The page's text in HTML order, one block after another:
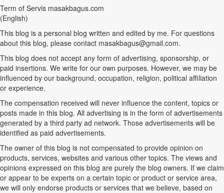
Term of Servis masakbagus.com
(English)
This blog is a personal blog written and edited by me. For questions
about this blog, please contact masakbagus@gmail.com.
This blog does not accept any form of advertising, sponsorship, or
paid insertions. We write for our own purposes. However, we may be
influenced by our background, occupation, religion, political affiliation
or experience.
The compensation received will never influence the content, topics or
posts made in this blog. All advertising is in the form of advertisements
generated by a third party ad network. Those advertisements will be
identified as paid advertisements.
The owner of this blog is not compensated to provide opinion on
products, services, websites and various other topics. The views and
opinions expressed on this blog are purely the blog owners. If we claim
or appear to be experts on a certain topic or product or service area,
we will only endorse products or services that we believe, based on